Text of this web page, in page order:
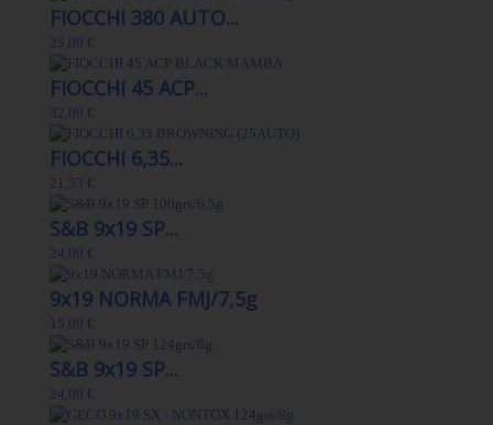
FIOCCHI 380 AUTO...
25,00 €
FIOCCHI 45 ACP...
32,00 €
FIOCCHI 6,35...
21,53 €
S&B 9x19 SP...
24,00 €
9x19 NORMA FMJ/7,5g
15,00 €
S&B 9x19 SP...
24,00 €